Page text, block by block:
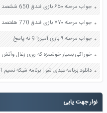
نوار جهت یابی
جواب مرحله ۶۵۰ بازی فندق 650 ششصد و پنجاه پاسخ
جواب مرحله ۷۷۰ بازی فندق 770 هفتصد و هفتاد پاسخ
جواب مرحله ۹ بازی آمیرزا 9 نه پاسخ
خوراکی بسیار خوشمزه که روی زغال
دانلود برنامه عبدی شو | برنامه شبکه نسیم